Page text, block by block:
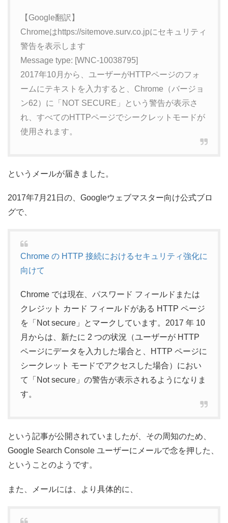
【Google翻訳】
Chromeはhttps://sitemove.surv.co.jpにセキュリティ
警告を表示します
Message type: [WNC-10038795]
2017年10月から、ユーザーがHTTPページのフォ
ームにテキストを入力すると、Chrome（バージョ
ン62）に「NOT SECURE」という警告が表示さ
れ、すべてのHTTPページでシークレットモードが
使用されます。
というメールが届きました。
2017年7月21日の、Googleウェブマスター向け公式ブロ
グで、
Chrome の HTTP 接続におけるセキュリティ強化に
向けて
Chrome では現在、パスワード フィールドまたは
クレジット カード フィールドがある HTTP ページ
を「Not secure」とマークしています。2017 年 10
月からは、新たに 2 つの状況（ユーザーが HTTP
ページにデータを入力した場合と、HTTP ページに
シークレット モードでアクセスした場合）におい
て「Not secure」の警告が表示されるようになりま
す。
という記事が公開されていましたが、その周知のため、
Google Search Console ユーザーにメールで念を押した、
ということのようです。
また、メールには、より具体的に、